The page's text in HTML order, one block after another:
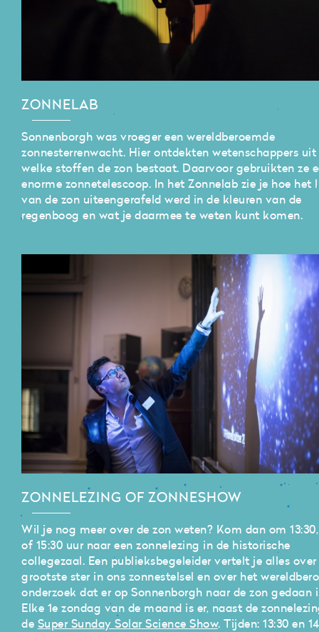
ZONNELAB
Sonnenborgh was vroeger een wereldberoemde
zonnesterrenwacht. Hier ontdekten wetenschappers uit
welke stoffen de zon bestaat. Daarvoor gebruikten ze
enorme zonnetelescoop. In het Zonnelab zie je hoe het
van de zon uiteengerafeld werd in de kleuren van de
regenboog en wat je daarmee te weten kunt komen.
ZONNELEZING OF ZONNESHOW
Wil je nog meer over de zon weten? Kom dan om 13:30,
of 15:30 uur naar een zonnelezing in de historische
collegezaal. Een publieksbegeleider vertelt je alles over
grootste ster in ons zonnestelsel en over het
onderzoek dat er op Sonnenborgh naar de zon gedaan
Elke 1e zondag van de maand is er, naast de
de Super Sunday Solar Science Show. Tijden: 13:30 en